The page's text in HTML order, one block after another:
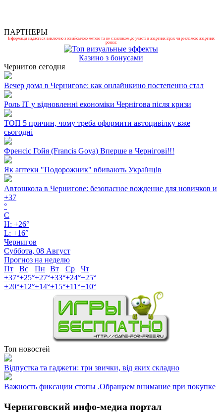
ПАРТНЕРЫ
Інформація надається виключно з ознайомчою метою та не є закликом до участі в азартних іграх чи рекламою азартних
розваг.
Казино з бонусами
Чернигов сегодня
Вечер дома в Чернигове: как онлайнкино постепенно стал
Роль ІТ у відновленні економіки Чернігова після кризи
ТОП 5 причин, чому треба оформити автоцивілку вже
сьогодні
Френсіс Гойя (Francis Goya) Вперше в Чернігові!!!
Як аптеки "Подорожник" вбивають Українців
Автошкола в Чернигове: безопасное вождение для новичков и
+37
°
C
H: +26°
L: +16°
Чернигов
Суббота, 08 Август
Прогноз на неделю
Пт
Вс Пн Вт Ср
Чт
+37°+25°+27°+33°+24°+25°
+20°+12°+14°+15°+11°+10°
Топ новостей
Відпустка та гаджети: три звички, від яких складно
Важность фиксации стопы .Обращаем внимание при покупке
Черниговский инфо-медиа портал